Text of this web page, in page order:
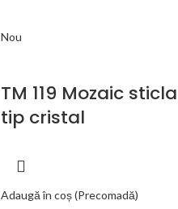
Nou
TM 119 Mozaic sticla
tip cristal
Adaugă în coș (Precomadă)